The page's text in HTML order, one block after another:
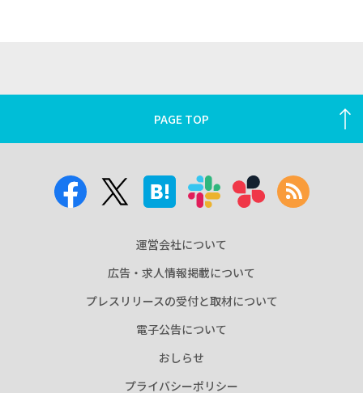
PAGE TOP
運営会社について
広告・求人情報掲載について
プレスリリースの受付と取材について
電子公告について
おしらせ
プライバシーポリシー